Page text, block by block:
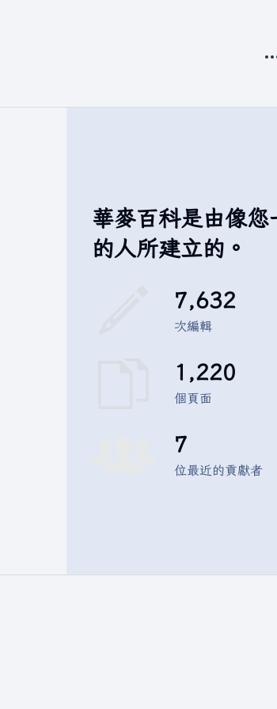
華麥百科是由像您
的人所建立的。
7,632
次編輯
1,220
個頁面
7
位最近的貢獻者